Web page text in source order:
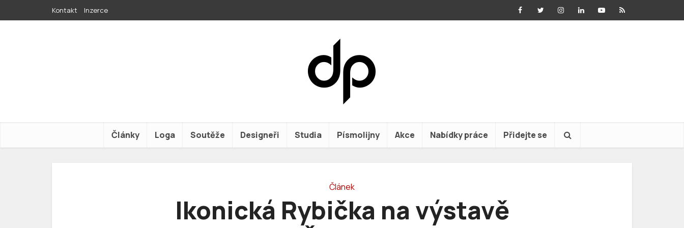
Kontakt Inzerce
Články Loga Soutěže Designeři Studia Písmolijny Akce Nabídky práce Přidejte se
Článek
Ikonická Rybička na výstavě